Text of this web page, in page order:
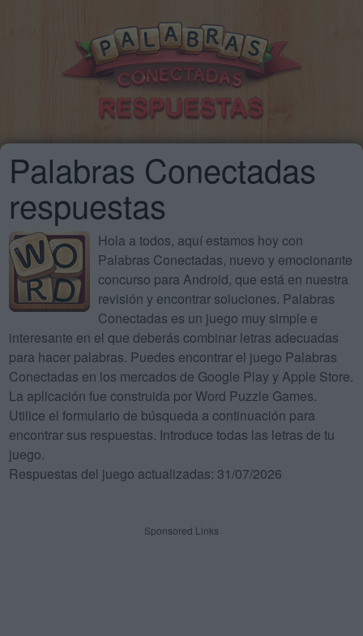
Palabras Conectadas
respuestas
Hola a todos, aquí estamos hoy con
Palabras Conectadas, nuevo y emocionante
concurso para Android, que está en nuestra
revisión y encontrar soluciones. Palabras
Conectadas es un juego muy simple e
interesante en el que deberás combinar letras adecuadas
para hacer palabras. Puedes encontrar el juego Palabras
Conectadas en los mercados de Google Play y Apple Store.
La aplicación fue construida por Word Puzzle Games.
Utilice el formulario de búsqueda a continuación para
encontrar sus respuestas. Introduce todas las letras de tu
juego.
Respuestas del juego actualizadas: 31/07/2026
Sponsored Links